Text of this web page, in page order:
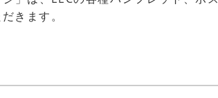
きます。